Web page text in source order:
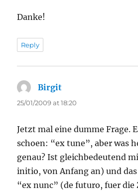
Danke!
Reply
Birgit
25/01/2009 at 18:20
Jetzt mal eine dumme Frage.
schoen: “ex tune”, aber was
genau? Ist gleichbedeutend
initio, von Anfang an) und
“ex nunc” (de futuro, fuer die